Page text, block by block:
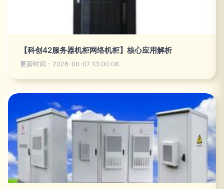
【科创42服务器机柜网络机柜】核心应用解析
更新时间：2026-08-07 13:00:08